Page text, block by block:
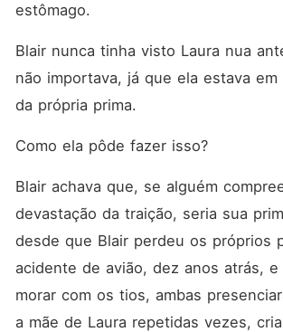
estômago.
Blair nunca tinha visto Laura nua
não importava, já que ela estava
da própria prima.
Como ela pôde fazer isso?
Blair achava que, se alguém
devastação da traição, seria sua
desde que Blair perdeu os próprios
acidente de avião, dez anos atrás, e
morar com os tios, ambas
a mãe de Laura repetidas vezes,